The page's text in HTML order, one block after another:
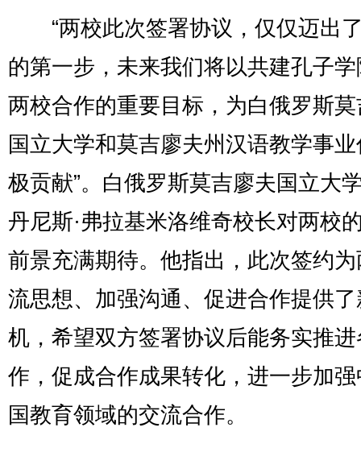
“两校此次签署协议，仅仅迈出
的第一步，未来我们将以共建孔子
两校合作的重要目标，为白俄罗斯
国立大学和莫吉廖夫州汉语教学事
极贡献”。白俄罗斯莫吉廖夫国立大
丹尼斯·弗拉基米洛维奇校长对两校
前景充满期待。他指出，此次签约
流思想、加强沟通、促进合作提供
机，希望双方签署协议后能务实推
作，促成合作成果转化，进一步加
国教育领域的交流合作。